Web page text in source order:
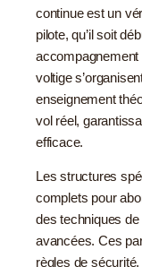
continue est un
pilote, qu’il soit
accompagnement
voltige
enseignement
vol réel,
efficace.
Les structures
complets pour
des techniques
avancées. Ces
règles de